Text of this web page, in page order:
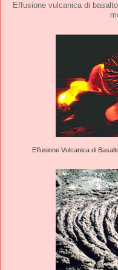
Effusione vulcanica di
Effusione Vulcanica di